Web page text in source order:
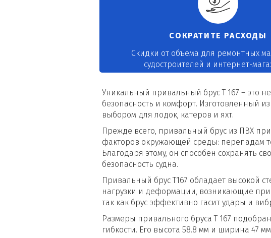
СОКРАТИТЕ РАСХОДЫ
Скидки от объема для ремонтных
судостроителей и интернет-
Уникальный привальный брус Т 167 – это
безопасность и комфорт. Изготовленный
выбором для лодок, катеров и яхт.
Прежде всего, привальный брус из ПВХ
факторов окружающей среды: перепадам
Благодаря этому, он способен сохранять
безопасность судна.
Привальный брус Т167 обладает высокой
нагрузки и деформации, возникающие при
так как брус эффективно гасит удары и
Размеры привального бруса Т 167
гибкости. Его высота 58.8 мм и ширина 47